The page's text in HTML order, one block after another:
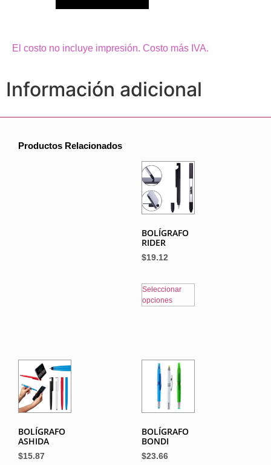
El costo no incluye impresión. Costo más IVA.
Información adicional
Productos Relacionados
BOLÍGRAFO
RIDER
$19.12
Seleccionar
opciones
BOLÍGRAFO
ASHIDA
$15.87
BOLÍGRAFO
BONDI
$23.66